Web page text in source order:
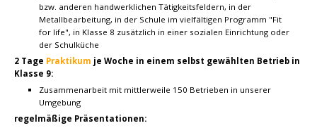
bzw. anderen handwerklichen Tätigkeitsfeldern, in der
Metallbearbeitung, in der Schule im vielfältigen Programm "Fit
for life", in Klasse 8 zusätzlich in einer sozialen Einrichtung oder
der Schulküche
2 Tage Praktikum je Woche in einem selbst gewählten Betrieb in
Klasse 9:
Zusammenarbeit mit mittlerweile 150 Betrieben in unserer
Umgebung
regelmäßige Präsentationen: